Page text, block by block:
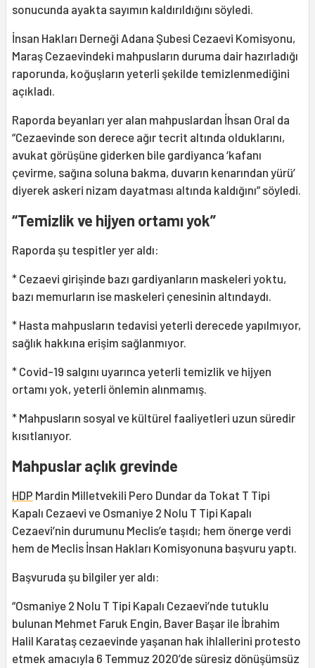
sonucunda ayakta sayımın kaldırıldığını söyledi.
İnsan Hakları Derneği Adana Şubesi Cezaevi Komisyonu,
Maraş Cezaevindeki mahpusların duruma dair hazırladığı
raporunda, koğuşların yeterli şekilde temizlenmediğini
açıkladı.
Raporda beyanları yer alan mahpuslardan İhsan Oral da
“Cezaevinde son derece ağır tecrit altında olduklarını,
avukat görüşüne giderken bile gardiyanca ‘kafanı
çevirme, sağına soluna bakma, duvarın kenarından yürü’
diyerek askeri nizam dayatması altında kaldığını” söyledi.
“Temizlik ve hijyen ortamı yok”
Raporda şu tespitler yer aldı:
* Cezaevi girişinde bazı gardiyanların maskeleri yoktu,
bazı memurların ise maskeleri çenesinin altındaydı.
* Hasta mahpusların tedavisi yeterli derecede yapılmıyor,
sağlık hakkına erişim sağlanmıyor.
* Covid-19 salgını uyarınca yeterli temizlik ve hijyen
ortamı yok, yeterli önlemin alınmamış.
* Mahpusların sosyal ve kültürel faaliyetleri uzun süredir
kısıtlanıyor.
Mahpuslar açlık grevinde
HDP Mardin Milletvekili Pero Dundar da Tokat T Tipi
Kapalı Cezaevi ve Osmaniye 2 Nolu T Tipi Kapalı
Cezaevi’nin durumunu Meclis’e taşıdı; hem önerge verdi
hem de Meclis İnsan Hakları Komisyonuna başvuru yaptı.
Başvuruda şu bilgiler yer aldı:
“Osmaniye 2 Nolu T Tipi Kapalı Cezaevi’nde tutuklu
bulunan Mehmet Faruk Engin, Baver Başar ile İbrahim
Halil Karataş cezaevinde yaşanan hak ihlallerini protesto
etmek amacıyla 6 Temmuz 2020’de süresiz dönüşümsüz